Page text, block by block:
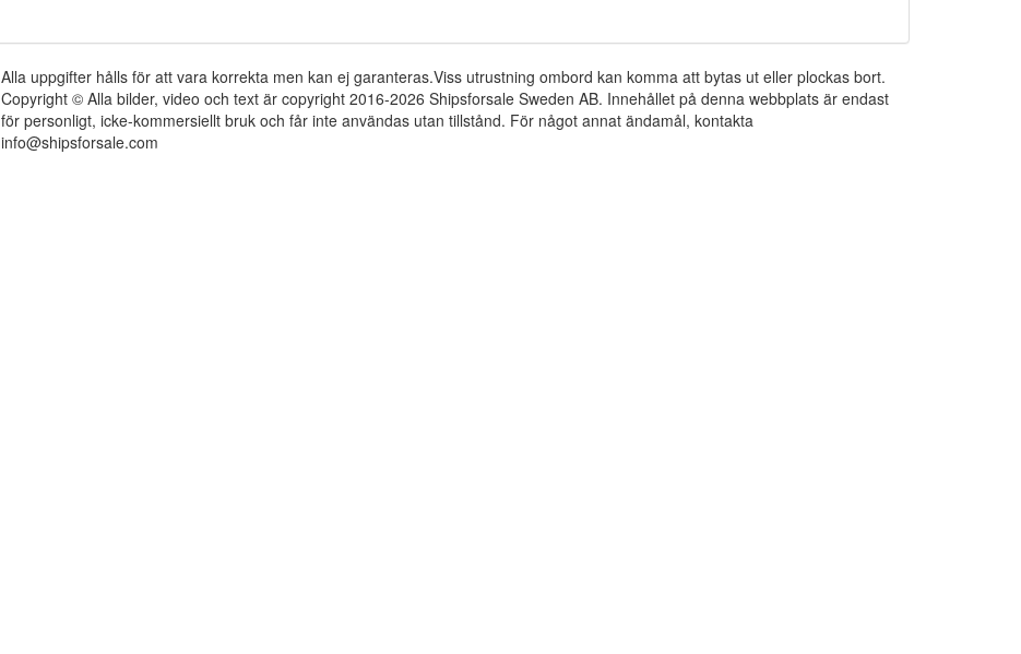
Alla uppgifter hålls för att vara korrekta men kan ej garanteras.Viss utrustning ombord kan komma att bytas ut eller plockas bort.
Copyright © Alla bilder, video och text är copyright 2016-2026 Shipsforsale Sweden AB. Innehållet på denna webbplats är endast
för personligt, icke-kommersiellt bruk och får inte användas utan tillstånd. För något annat ändamål, kontakta
info@shipsforsale.com